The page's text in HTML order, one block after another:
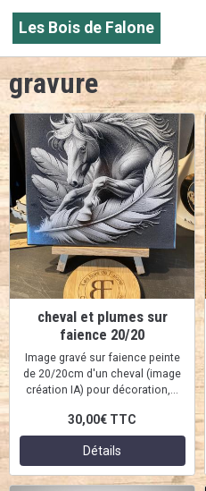
Les Bois de Falone
gravure
cheval et plumes sur
faience 20/20
Image gravé sur faience peinte
de 20/20cm d'un cheval (image
création IA) pour décoration,...
30,00€ TTC
Détails